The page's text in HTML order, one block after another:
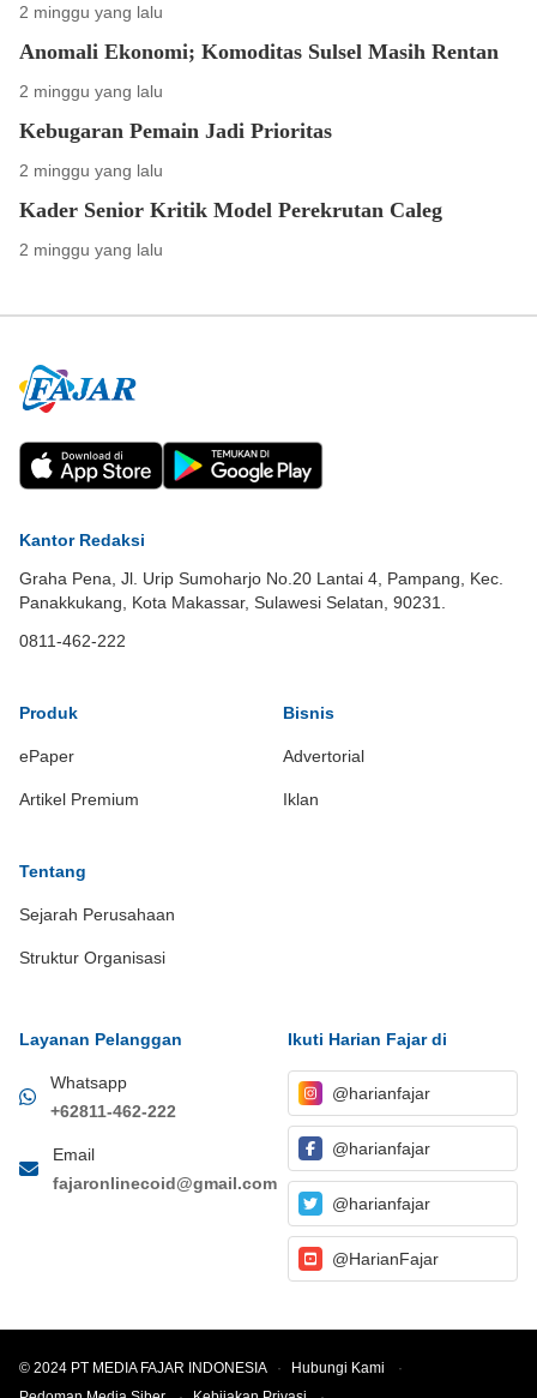
2 minggu yang lalu
Anomali Ekonomi; Komoditas Sulsel Masih Rentan
2 minggu yang lalu
Kebugaran Pemain Jadi Prioritas
2 minggu yang lalu
Kader Senior Kritik Model Perekrutan Caleg
2 minggu yang lalu
Kantor Redaksi
Graha Pena, Jl. Urip Sumoharjo No.20 Lantai 4, Pampang, Kec.
Panakkukang, Kota Makassar, Sulawesi Selatan, 90231.
0811-462-222
Produk
ePaper
Artikel Premium
Bisnis
Advertorial
Iklan
Tentang
Sejarah Perusahaan
Struktur Organisasi
Layanan Pelanggan
Whatsapp
+62811-462-222
Email
fajaronlinecoid@gmail.com
Ikuti Harian Fajar di
@harianfajar
@harianfajar
@harianfajar
@HarianFajar
© 2024 PT MEDIA FAJAR INDONESIA · Hubungi Kami
·